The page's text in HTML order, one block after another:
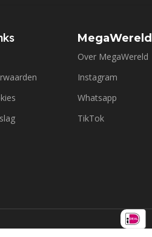
MegaWereld
Over MegaWereld
Instagram
Whatsapp
TikTok